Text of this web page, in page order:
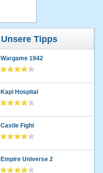
Unsere Tipps
Wargame 1942
Kapi Hospital
Castle Fight
Empire Universe 2